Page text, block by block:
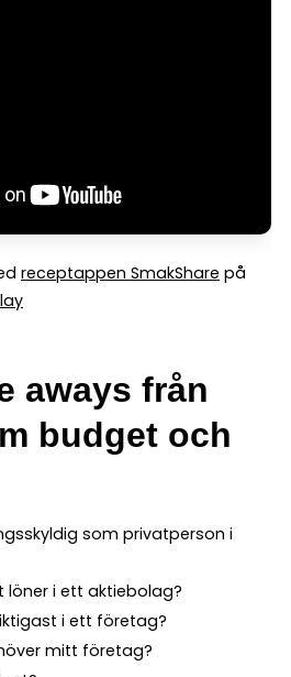
receptappen SmakShare på
aways från
budget och
som privatperson i
löner i ett aktiebolag?
i ett företag?
mitt företag?